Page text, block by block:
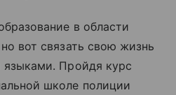
в области
вот связать свою жизнь
Пройдя курс
школе полиции